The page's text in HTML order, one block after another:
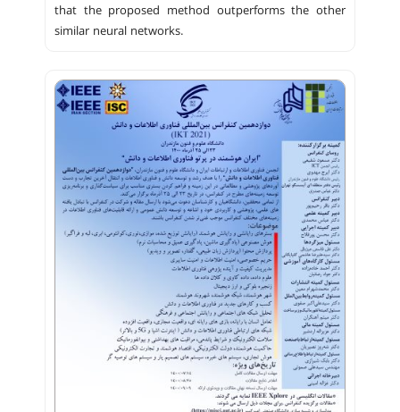
that the proposed method outperforms the other
similar neural networks.